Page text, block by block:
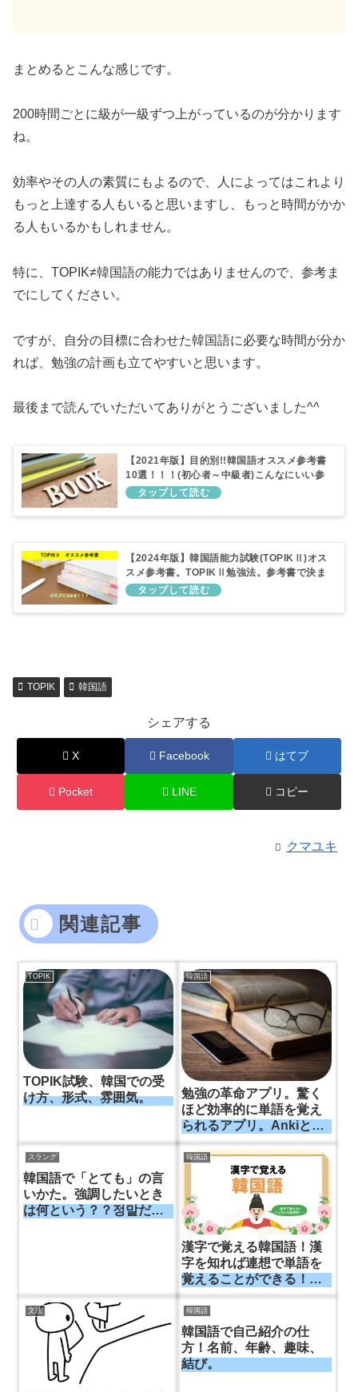
まとめるとこんな感じです。
200時間ごとに級が一級ずつ上がっているのが分かります
ね。
効率やその人の素質にもよるので、人によってはこれより
もっと上達する人もいると思いますし、もっと時間がかか
る人もいるかもしれません。
特に、TOPIK≠韓国語の能力ではありませんので、参考ま
でにしてください。
ですが、自分の目標に合わせた韓国語に必要な時間が分か
れば、勉強の計画も立てやすいと思います。
最後まで読んでいただいてありがとうございました^^
【2021年版】目的別!!韓国語オススメ参考書
10選！！！(初心者～中級者)こんなにいい参
考書を使わないのは勿体ない。
【2024年版】韓国語能力試験(TOPIKⅡ)オス
スメ参考書。TOPIKⅡ勉強法。参考書で決ま
る！！！
TOPIK 韓国語
シェアする
X Facebook はてブ
Pocket LINE コピー
クマユキ
関連記事
TOPIK
TOPIK試験、韓国での受
け方、形式、雰囲気。
韓国語
勉強の革命アプリ。驚く
ほど効率的に単語を覚え
られるアプリ。Ankiと
reminDO。これに出会っ
て成績が一気に変わっ
スラング
韓国語で「とても」の言
いかた。強調したいとき
は何という？？정말だけ
韓国語
漢字で覚える韓国語！漢
字を知れば連想で単語を
覚えることができる！効
率的な韓国語勉強法。
文法 韓国語
韓国語で自己紹介の仕
方！名前、年齢、趣味、
結び。